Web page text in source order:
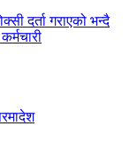
दर्ता गराएको भन्दै